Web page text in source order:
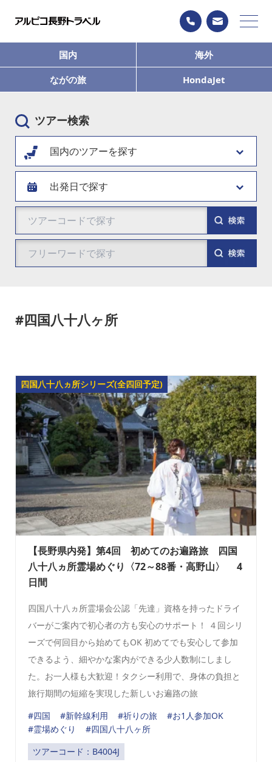
国内 海外
ながの旅 HondaJet
ツアー検索
国内のツアーを探す
#四国八十八ヶ所
四国八十八ヵ所シリーズ(全四回予定)
【長野県内発】第4回 初めてのお遍路旅 四国
八十八ヵ所霊場めぐり〈72～88番・高野山〉 4
日間
四国八十八ヵ所霊場会公認「先達」資格を持ったドライ
バーがご案内で初心者の方も安心のサポート！ ４回シリ
ーズで何回目から始めてもOK 初めてでも安心して参加
できるよう、細やかな案内ができる少人数制にしまし
た。お一人様も大歓迎！タクシー利用で、身体の負担と
旅行期間の短縮を実現した新しいお遍路の旅
#四国
#新幹線利用 #祈りの旅
#お1人参加OK
#霊場めぐり
#四国八十八ヶ所
ツアーコード：B4004J